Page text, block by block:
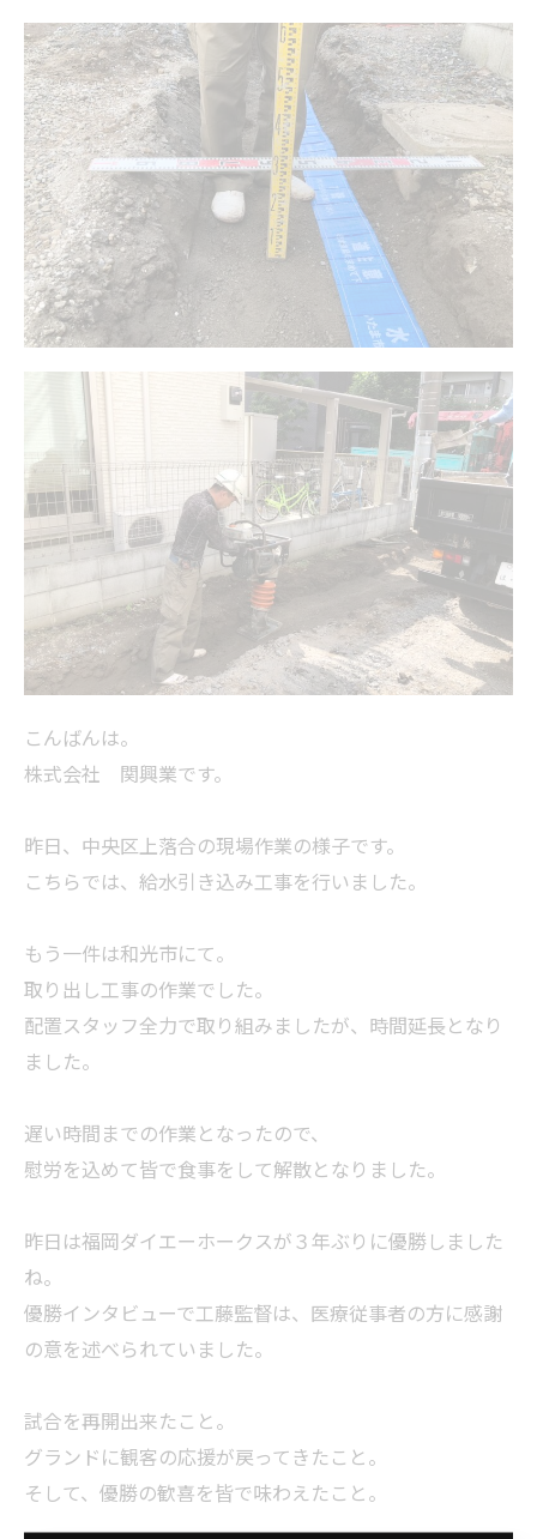
こんばんは。
株式会社 関興業です。
昨日、中央区上落合の現場作業の様子です。
こちらでは、給水引き込み工事を行いました。
もう一件は和光市にて。
取り出し工事の作業でした。
配置スタッフ全力で取り組みましたが、時間延長となり
ました。
遅い時間までの作業となったので、
慰労を込めて皆で食事をして解散となりました。
昨日は福岡ダイエーホークスが３年ぶりに優勝しました
ね。
優勝インタビューで工藤監督は、医療従事者の方に感謝
の意を述べられていました。
試合を再開出来たこと。
グランドに観客の応援が戻ってきたこと。
そして、優勝の歓喜を皆で味わえたこと。